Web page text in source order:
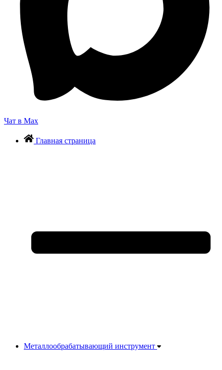
Чат в Max
Главная страница
Металлообрабатывающий инструмент